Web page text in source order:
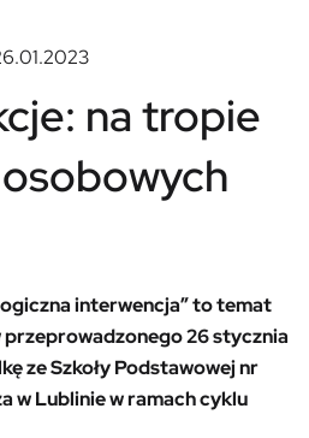
na tropie
interwencja” to temat
26 stycznia
ze Szkoły Podstawowej nr
w Lublinie w ramach cyklu